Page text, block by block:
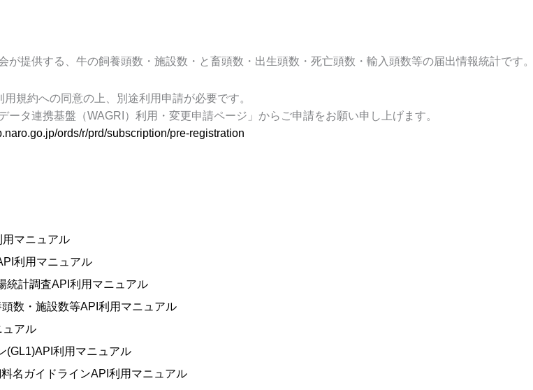
が提供する、牛の飼養頭数・施設数・と畜頭数・出生頭数・死亡頭数・輸入頭数等の届出情報統計です
規約への同意の上、別途利用申請が必要です。
ータ連携基盤（WAGRI ）利⽤・変更申請ページ」からご申請をお願い申し上げます。
ords/r/prd/subscription/pre-registration
マニュアル
利用マニュアル
統計調査API利用マニュアル
数・施設数等API利用マニュアル
ュアル
(GL1)API利用マニュアル
名ガイドラインAPI利用マニュアル